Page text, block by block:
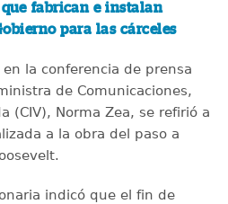
que fabrican e instalan
para las cárceles
la conferencia de prensa
de Comunicaciones,
(CIV), Norma Zea, se refirió a
a la obra del paso a
indicó que el fin de